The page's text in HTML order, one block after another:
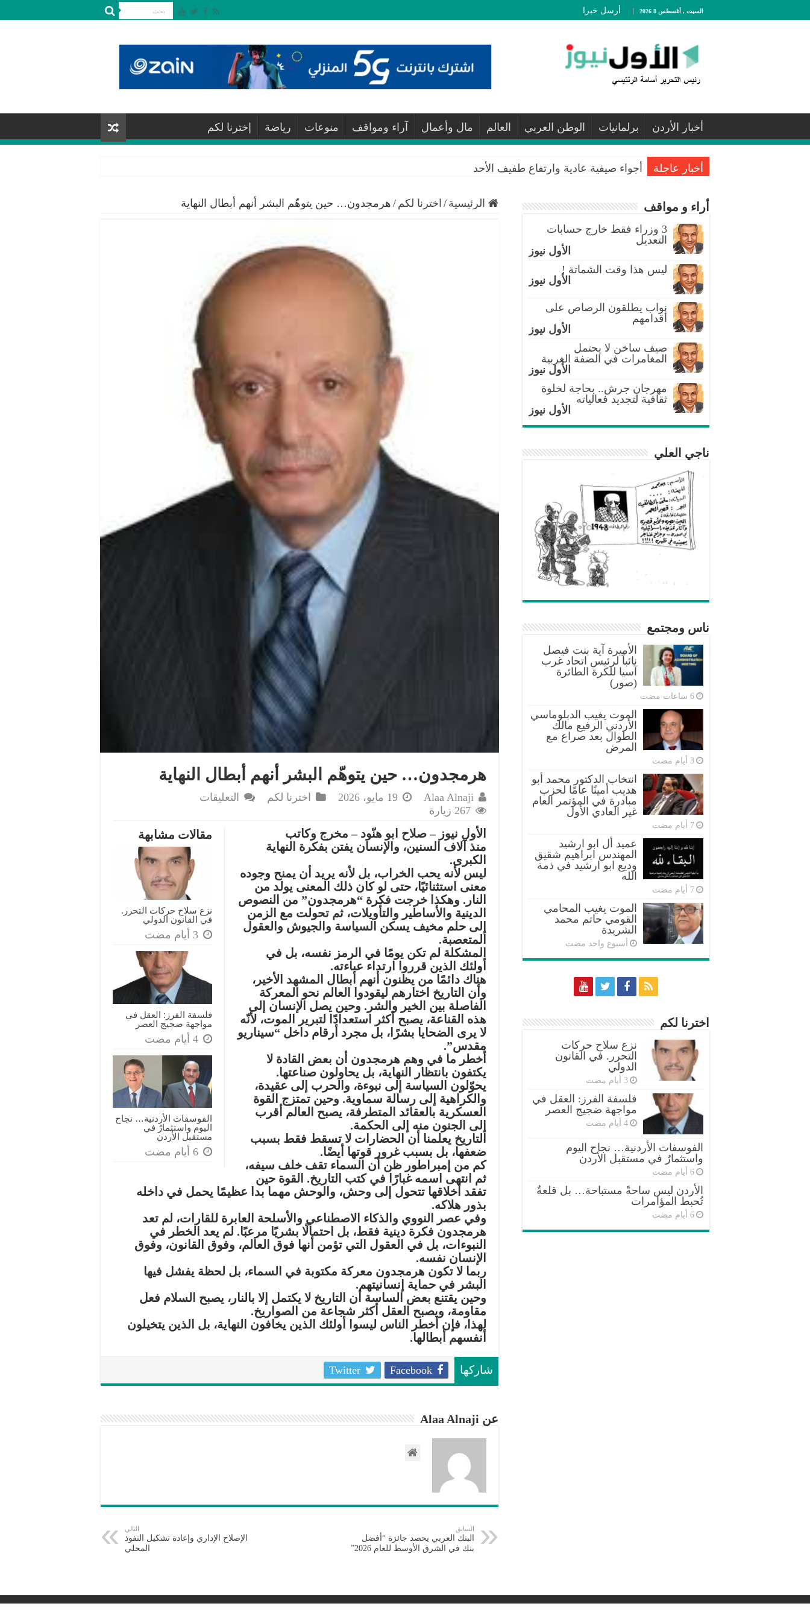
السبت , أغسطس 8 2026 أرسل خبرا
أخبار الأردن برلمانيات الوطن العربي العالم مال وأعمال آراء ومواقف منوعات رياضة إخترنا لكم
أخبار عاجلة أجواء صيفية عادية وارتفاع طفيف الأحد
الرئيسية / اخترنا لكم / هرمجدون… حين يتوهّم البشر أنهم أبطال النهاية
هرمجدون… حين يتوهّم البشر أنهم أبطال النهاية
Alaa Alnaji 19 مايو، 2026 اخترنا لكم التعليقات
يتوهّم
البشر
أنهم
أبطال
النهاية
مغلقة
267 زيارة
مقالات مشابهة
نزع سلاح حركات التحرر.
في القانون الدولي
فلسفة الفرز: العقل في
مواجهة ضجيج العصر
الفوسفات الأردنية… نجاح
اليوم واستثمارٌ في
مستقبل الأردن
الأول نيوز – صلاح ابو هنّود – مخرج وكاتب
منذ آلاف السنين، والإنسان يفتن بفكرة النهاية
الكبرى.
ليس لأنه يحب الخراب، بل لأنه يريد أن يمنح وجوده
معنى استثنائيًا، حتى لو كان ذلك المعنى يولد من
النار. وهكذا خرجت فكرة “هرمجدون” من النصوص
الدينية والأساطير والتأويلات، ثم تحولت مع الزمن
إلى حلم مخيف يسكن السياسة والجيوش والعقول
المتعصبة.
المشكلة لم تكن يومًا في الرمز نفسه، بل في
أولئك الذين قرروا ارتداء عباءته.
هناك دائمًا من يظنون أنهم أبطال المشهد الأخير،
وأن التاريخ اختارهم ليقودوا العالم نحو المعركة
الفاصلة بين الخير والشر. وحين يصل الإنسان إلى
هذه القناعة، يصبح أكثر استعدادًا لتبرير الموت، لأنّه
لا يرى الضحايا بشرًا، بل مجرد أرقام داخل “سيناريو
مقدس”.
أخطر ما في وهم هرمجدون أن بعض القادة لا
يكتفون بانتظار النهاية، بل يحاولون صناعتها.
يحوّلون السياسة إلى نبوءة، والحرب إلى عقيدة،
والكراهية إلى رسالة سماوية. وحين تمتزج القوة
العسكرية بالعقائد المتطرفة، يصبح العالم أقرب
إلى الجنون منه إلى الحكمة.
التاريخ يعلمنا أن الحضارات لا تسقط فقط بسبب
ضعفها، بل بسبب غرور قوتها أيضًا.
كم من إمبراطور ظن أن السماء تقف خلف سيفه،
ثم انتهى اسمه غبارًا في كتب التاريخ. القوة حين
تفقد أخلاقها تتحول إلى وحش، والوحش مهما بدا عظيمًا يحمل في داخله
بذور هلاكه.
وفي عصر النووي والذكاء الاصطناعي والأسلحة العابرة للقارات، لم تعد
هرمجدون فكرة دينية فقط، بل احتمالًا بشريًا مرعبًا. لم يعد الخطر في
النبوءات، بل في العقول التي تؤمن أنها فوق العالم، وفوق القانون، وفوق
الإنسان نفسه.
ربما لا تكون هرمجدون معركة مكتوبة في السماء، بل لحظة يفشل فيها
البشر في حماية إنسانيتهم.
وحين يقتنع بعض الساسة أن التاريخ لا يكتمل إلا بالنار، يصبح السلام فعل
مقاومة، ويصبح العقل أكثر شجاعة من الصواريخ.
لهذا، فإن أخطر الناس ليسوا أولئك الذين يخافون النهاية، بل الذين يتخيلون
أنفسهم أبطالها.
شاركها Facebook
Twitter
عن Alaa Alnaji
السابق
البنك العربي يحصد جائزة “أفضل
بنك في الشرق الأوسط للعام 2026”
التالي
الإصلاح الإداري وإعادة تشكيل النفوذ
المحلي
أراء و مواقف
3 وزراء فقط خارج حسابات
التعديل
الأول نيوز
ليس هذا وقت الشماتة !
الأول نيوز
نواب يطلقون الرصاص على
أقدامهم
الأول نيوز
صيف ساخن لا يحتمل
المغامرات في الضفة الغربية
الأول نيوز
مهرجان جرش.. بحاجة لخلوة
ثقافية لتجديد فعالياته
الأول نيوز
ناجي العلي
ناس ومجتمع
الأميرة آية بنت فيصل
نائباً لرئيس اتحاد غرب
آسيا للكرة الطائرة
(صور)
الموت يغيب الدبلوماسي
الأردني الرفيع مالك
الطوال بعد صراع مع
المرض
انتخاب الدكتور محمد أبو
هديب أمينًا عامًا لحزب
مبادرة في المؤتمر العام
غير العادي الأول
عميد أل ابو ارشيد
المهندس ابراهيم شقيق
وديع ابو ارشيد في ذمة
الله
الموت يغيب المحامي
القومي حاتم محمد
الشريدة
‏أسبوع واحد مضت
اخترنا لكم
نزع سلاح حركات
التحرر. في القانون
الدولي
فلسفة الفرز: العقل في
مواجهة ضجيج العصر
الفوسفات الأردنية… نجاح اليوم
واستثمارٌ في مستقبل الأردن
الأردن ليس ساحةً مستباحة… بل قلعةٌ
تُحبط المؤامرات